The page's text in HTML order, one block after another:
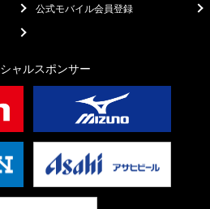
公式モバイル会員登録
ャルスポンサー